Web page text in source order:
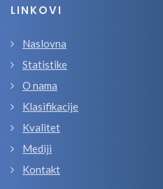
LINKOVI
Naslovna
Statistike
O nama
Klasifikacije
Kvalitet
Mediji
Kontakt